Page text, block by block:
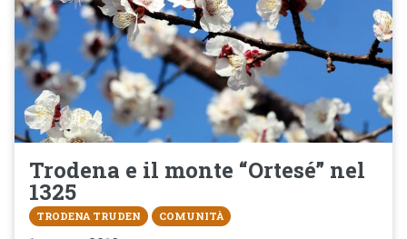
Trodena e il monte “Ortesé” nel
1325
TRODENA TRUDEN COMUNITÀ